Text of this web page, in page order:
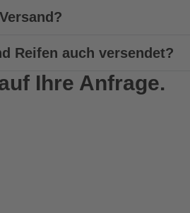
Reifen auch versendet?
Ihre Anfrage.